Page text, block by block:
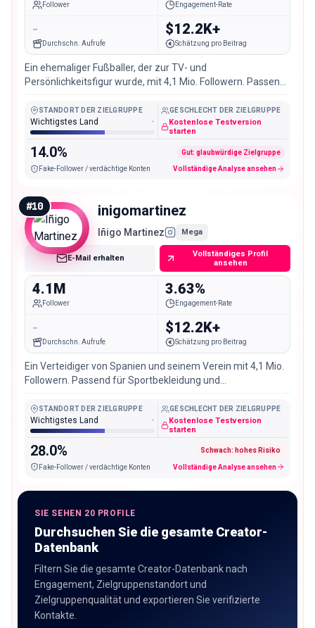
Follower Engagement-Rate
-
Durchschn. Aufrufe
$12.2K+
Schätzung pro Beitrag
Ein ehemaliger Fußballer, der zur TV- und
Persönlichkeitsfigur wurde, mit 4,1 Mio. Followern. Passend
STANDORT DER ZIELGRUPPE
Wichtigstes Land -
GESCHLECHT DER ZIELGRUPPE
Kostenlose Testversion
starten
14.0% Gut: glaubwürdige Zielgruppe
Fake-Follower / verdächtige Konten Vollständige Analyse ansehen
#10 inigomartinez
Iñigo Martinez Mega
E-Mail erhalten
Vollständiges Profil
ansehen
4.1M
Follower
3.63%
Engagement-Rate
-
Durchschn. Aufrufe
$12.2K+
Schätzung pro Beitrag
Ein Verteidiger von Spanien und seinem Verein mit 4,1 Mio.
Followern. Passend für Sportbekleidung und
STANDORT DER ZIELGRUPPE
Wichtigstes Land -
GESCHLECHT DER ZIELGRUPPE
Kostenlose Testversion
starten
28.0% Schwach: hohes Risiko
Fake-Follower / verdächtige Konten Vollständige Analyse ansehen
SIE SEHEN 20 PROFILE
Durchsuchen Sie die gesamte Creator-
Datenbank
Filtern Sie die gesamte Creator-Datenbank nach
Engagement, Zielgruppenstandort und
Zielgruppenqualität und exportieren Sie verifizierte
Kontakte.